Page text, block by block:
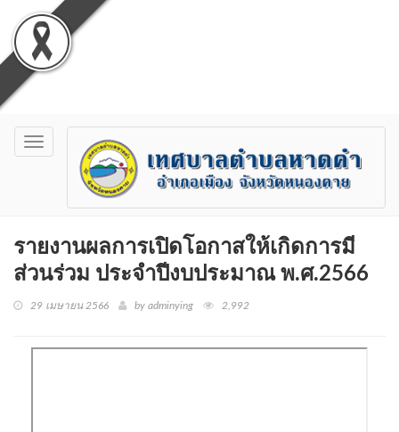
Toggle
navigation
รายงานผลการเปิดโอกาสให้เกิดการมี
ส่วนร่วม ประจำปีงบประมาณ พ.ศ.2566
29 เมษายน 2566 by adminying 2,992